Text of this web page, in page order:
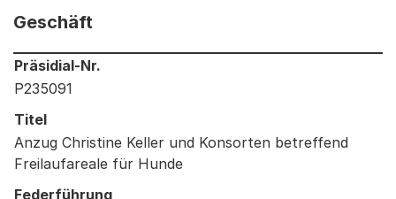
Geschäft
Informationen zum Ausgewählten Geschäft
Präsidial-Nr.
P235091
Titel
Anzug Christine Keller und Konsorten betreffend
Freilaufareale für Hunde
Federführung